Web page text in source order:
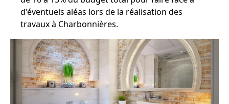
d'éventuels aléas lors de la réalisation des
travaux à Charbonnières.